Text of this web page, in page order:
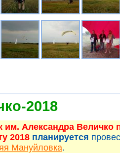
2018
им. Александра Величко
2018 планируется
Мануйловка.